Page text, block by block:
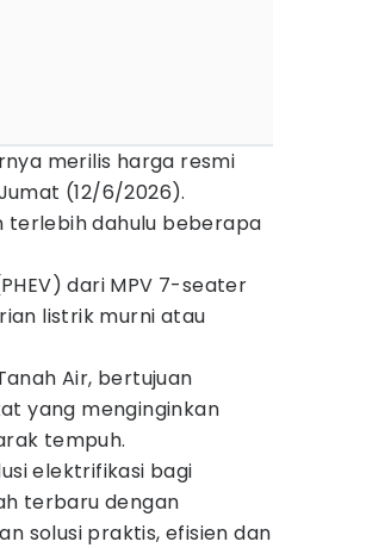
merilis harga resmi
(12/6/2026).
terlebih dahulu beberapa
dari MPV 7-seater
listrik murni atau
Air, bertujuan
yang menginginkan
tempuh.
elektrifikasi bagi
terbaru dengan
solusi praktis, efisien dan